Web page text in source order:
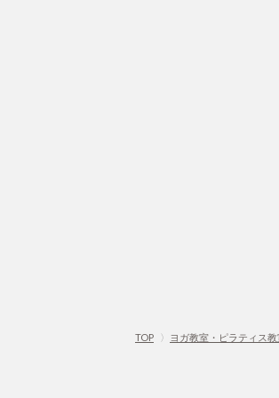
TOP 〉 ヨガ教室・ピラティス